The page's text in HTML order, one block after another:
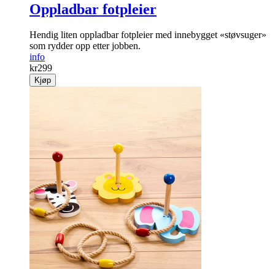
Oppladbar fotpleier
Hendig liten oppladbar fot­pleier med innebygget «støvsuger»
som rydder opp etter jobben.
info
kr299
Kjøp